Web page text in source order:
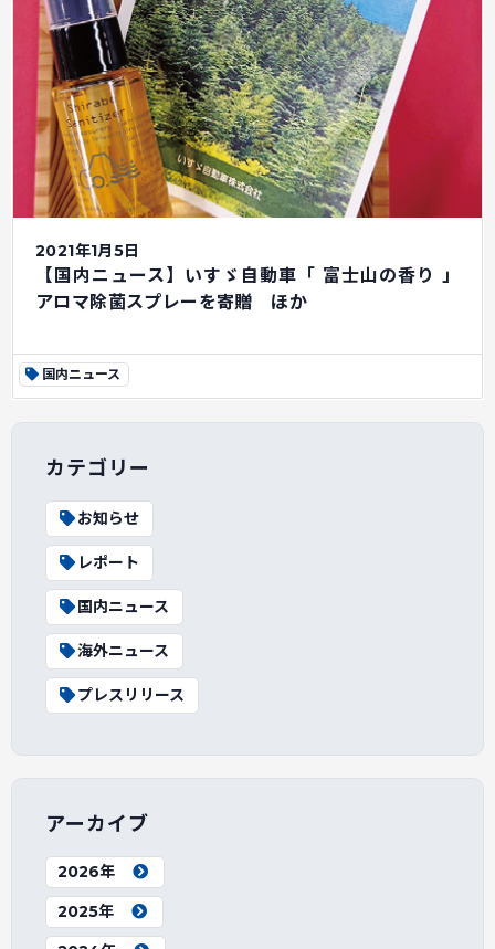
2021年1月5日
【国内ニュース】いすゞ自動車「 富士山の香り 」
アロマ除菌スプレーを寄贈 ほか
国内ニュース
カテゴリー
お知らせ
レポート
国内ニュース
海外ニュース
プレスリリース
アーカイブ
2026年
2025年